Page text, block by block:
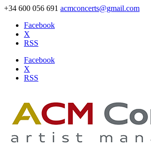
+34 600 056 691 acmconcerts@gmail.com
Facebook
X
RSS
Facebook
X
RSS